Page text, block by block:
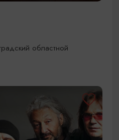
областной